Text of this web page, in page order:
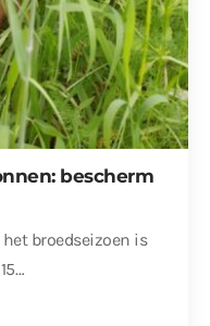
bescherm
broedseizoen is